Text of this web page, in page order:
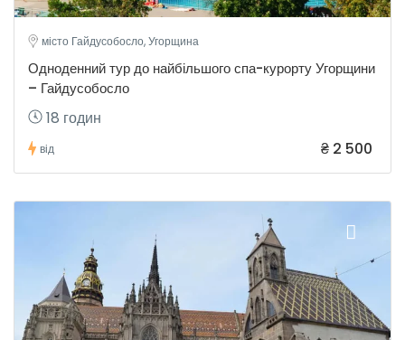
місто Гайдусобосло, Угорщина
Одноденний тур до найбільшого спа-курорту Угорщини
– Гайдусобосло
18 годин
від ₴ 2 500